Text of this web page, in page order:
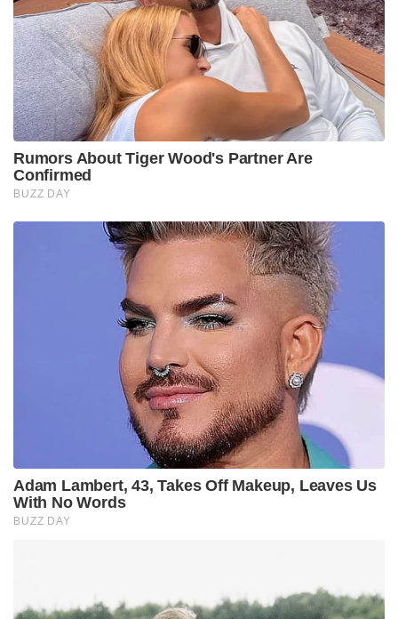
Rumors About Tiger Wood's Partner Are
Confirmed
BUZZ DAY
Adam Lambert, 43, Takes Off Makeup, Leaves Us
With No Words
BUZZ DAY